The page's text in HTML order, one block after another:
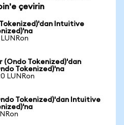
çevirin
Intuitive
(Ondo Tokenized)'dan
Tokenized)'na
LUNRon
Tokenized)'dan Intuitive